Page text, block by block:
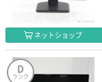
ネットショップ
D
ランク